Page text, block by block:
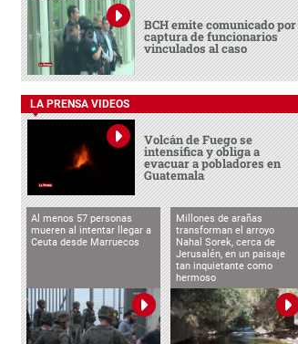
BCH emite comunicado por
captura de funcionarios
vinculados al caso
LA PRENSA VIDEOS
Volcán de Fuego se
intensifica y obliga a
evacuar a pobladores en
Guatemala
Al menos 57 personas
mueren al intentar llegar a
Ceuta desde Marruecos
Millones de arañas
transforman el arroyo
Nahal Sorek, cerca de
Jerusalén, en un paisaje
tan inquietante como
hermoso